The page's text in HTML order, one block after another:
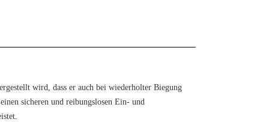
wird, dass er auch bei wiederholter Biegung
sicheren und reibungslosen Ein- und